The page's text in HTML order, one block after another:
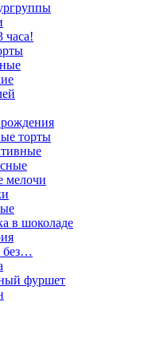
часа!
торты
мелочи
в шоколаде
без…
фуршет